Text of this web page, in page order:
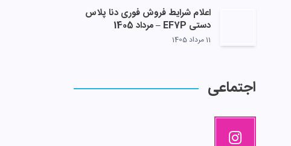
اعلام شرایط فروش فوری دنا پلاس
دستی EF7P – مرداد 1405
11 مرداد 1405
اجتماعی